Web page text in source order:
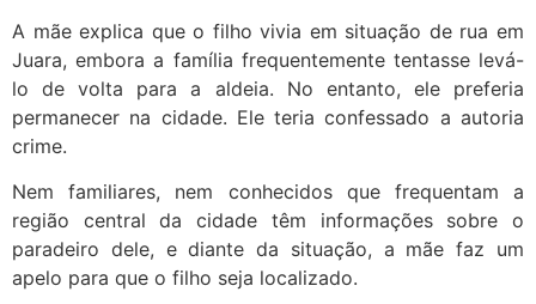
A mãe explica que o filho vivia em situação de rua em
Juara, embora a família frequentemente tentasse levá-
lo de volta para a aldeia. No entanto, ele preferia
permanecer na cidade. Ele teria confessado a autoria
crime.
Nem familiares, nem conhecidos que frequentam a
região central da cidade têm informações sobre o
paradeiro dele, e diante da situação, a mãe faz um
apelo para que o filho seja localizado.